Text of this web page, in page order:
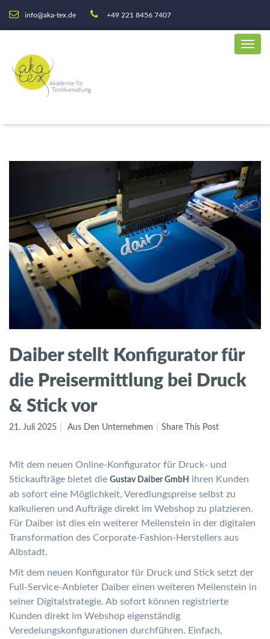
info@aka-tex.de +49 221 8456 7407
Daiber stellt Konfigurator für
die Preisermittlung bei Druck
& Stick vor
21. Juli 2025 Aus Den Unternehmen Share This Post
Mit dem neuen Online-Konfigurator für Druck- und
Stickaufträge bietet die Gustav Daiber GmbH ihren Kunden
ab sofort eine Möglichkeit, Veredlungspreise selbst zu
kalkulieren und Aufträge direkt im Webshop zu platzieren.
Für Daiber ist dies ein weiterer Meilenstein in der digitalen
Transformation des Corporate-Fashion-Herstellers aus
Albstadt.
Mit dem neuen Konfigurator für Druck und Stick setzt der
Full-Service-Anbieter Daiber einen weiteren Meilenstein in
seiner Digitalstrategie. Ab sofort können registrierte
Kunden direkt im Webshop eigenständig
Veredelungskonfigurationen durchführen. Einfach,